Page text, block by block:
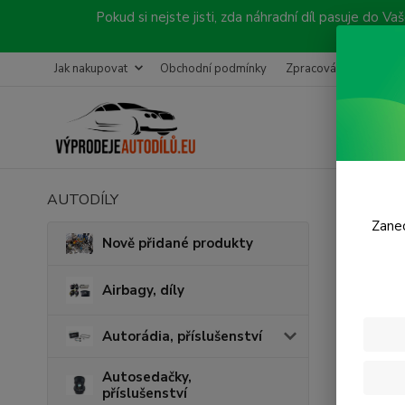
Pokud si nejste jisti, zda náhradní díl pasuje do
Jak nakupovat Obchodní podmínky Zpracování objednávky
AUTODÍLY
Nově přidané produkty
Airbagy, díly
Autorádia, příslušenství
Autosedačky,
příslušenství